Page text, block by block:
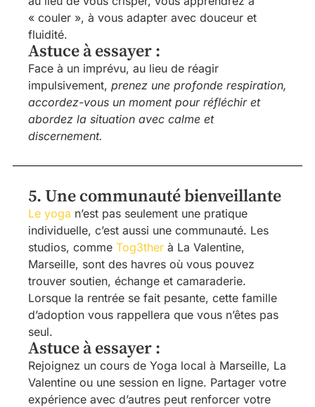
« couler », à vous adapter avec douceur et
fluidité.
Astuce à essayer :
Face à un imprévu, au lieu de réagir
impulsivement, prenez une profonde respiration,
accordez-vous un moment pour réfléchir et
abordez la situation avec calme et
discernement.
5. Une communauté bienveillante
Le yoga n’est pas seulement une pratique
individuelle, c’est aussi une communauté. Les
studios, comme Tog3ther à La Valentine,
Marseille, sont des havres où vous pouvez
trouver soutien, échange et camaraderie.
Lorsque la rentrée se fait pesante, cette famille
d’adoption vous rappellera que vous n’êtes pas
seul.
Astuce à essayer :
Rejoignez un cours de Yoga local à Marseille, La
Valentine ou une session en ligne. Partager votre
expérience avec d’autres peut renforcer votre